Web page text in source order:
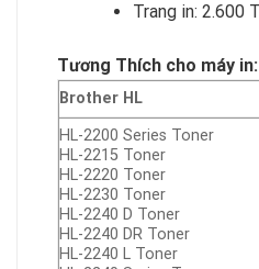
Trang in: 2.600
Tương Thích cho máy
Brother HL
HL-2200 Series Toner
HL-2215 Toner
HL-2220 Toner
HL-2230 Toner
HL-2240 D Toner
HL-2240 DR Toner
HL-2240 L Toner